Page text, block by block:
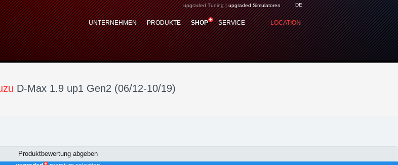
Gen2 (06/12-10/19) upgraded
Kraftstoffoptimierung
DE
LOCATION
SERVICE
SHOP
PRODUKTE
UNTERNEHMEN
upgraded Tuning|upgraded Simulatoren
D-Max 1.9 up1 Gen2 (06/12-10/19)
Produktbewertung abgeben